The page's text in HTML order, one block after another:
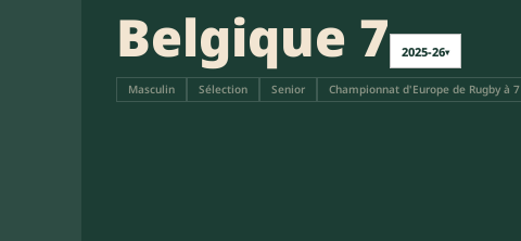
Belgique 7 2025-26▾
Masculin Sélection Senior Championnat d'Europe de Rugby à 7